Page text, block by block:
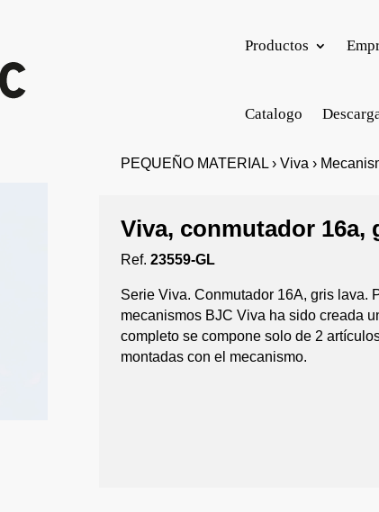
Productos
Catalogo
PEQUEÑO MATERIAL › Viva ›
Viva, conmutador 16a,
Ref. 23559-GL
Serie Viva. Conmutador 16A, gris lava.
mecanismos BJC Viva ha sido creada
completo se compone solo de 2
montadas con el mecanismo.